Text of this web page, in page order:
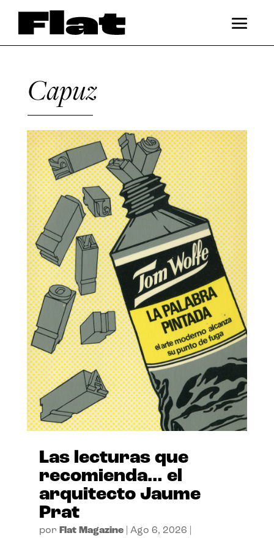
Capuz
Las lecturas que
recomienda… el
arquitecto Jaume
Prat
por Flat Magazine| Ago 6, 2026